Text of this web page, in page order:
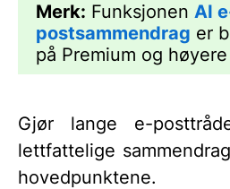
Merk: Funksjonen AI
postsammendrag er
på Premium og
Gjør lange e-
lettfattelige
hovedpunktene.